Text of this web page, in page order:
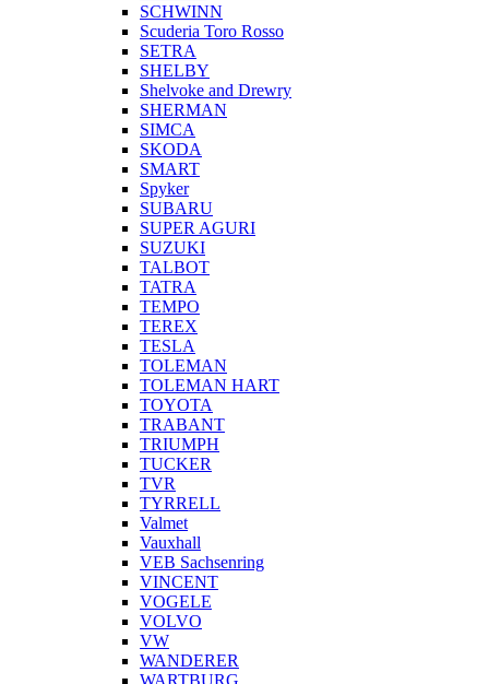
SCHWINN
Scuderia Toro Rosso
SETRA
SHELBY
Shelvoke and Drewry
SHERMAN
SIMCA
SKODA
SMART
Spyker
SUBARU
SUPER AGURI
SUZUKI
TALBOT
TATRA
TEMPO
TEREX
TESLA
TOLEMAN
TOLEMAN HART
TOYOTA
TRABANT
TRIUMPH
TUCKER
TVR
TYRRELL
Valmet
Vauxhall
VEB Sachsenring
VINCENT
VOGELE
VOLVO
VW
WANDERER